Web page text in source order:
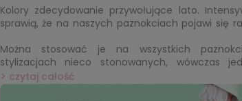
coś dla siebie i stworzy manicure godne uwagi.
Kolory zdecydowanie przywołujące lato.
sprawią, że na naszych paznokciach pojawi się
paznokcie mogą być pierwszym krokiem do tego.
Można stosować je na wszystkich
stylizacjach nieco stonowanych, wówczas
paznokcie będą pomalowane na neonowy kolor i
czytaj całość